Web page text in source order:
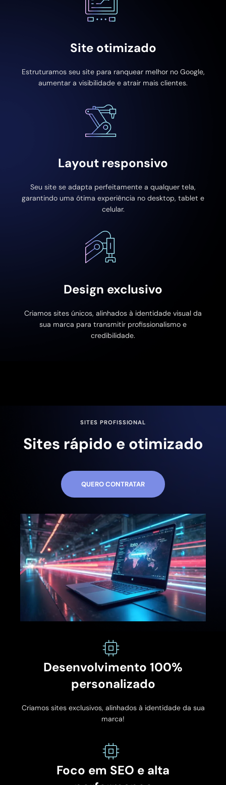
Site otimizado
Estruturamos seu site para ranquear melhor no Google,
aumentar a visibilidade e atrair mais clientes.
Layout responsivo
Seu site se adapta perfeitamente a qualquer tela,
garantindo uma ótima experiência no desktop, tablet e
celular.
Design exclusivo
Criamos sites únicos, alinhados à identidade visual da
sua marca para transmitir profissionalismo e
credibilidade.
SITES PROFISSIONAL
Sites rápido e otimizado
QUERO CONTRATAR
Desenvolvimento 100%
personalizado
Criamos sites exclusivos, alinhados à identidade da sua
marca!
Foco em SEO e alta